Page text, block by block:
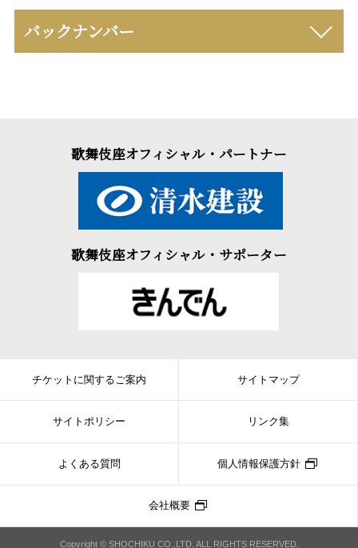
バックナンバー
歌舞伎座オフィシャル・パートナー
歌舞伎座オフィシャル・サポーター
チケットに関するご案内 サイトマップ
サイトポリシー リンク集
よくある質問 個人情報保護方針
会社概要
Copyright © SHOCHIKU CO.,LTD. ALL RIGHTS RESERVED.